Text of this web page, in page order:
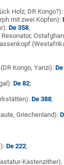
Holz; DR
mit zwei Köpfen):
De 358;
Kongo, Yanzi):
De 82;
De 388;
Griechenland):
De 222;